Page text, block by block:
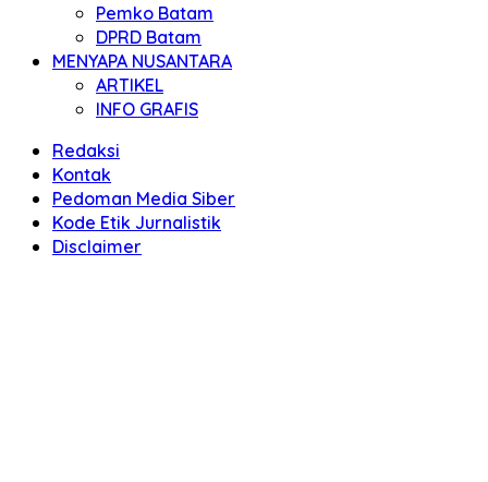
Pemko Batam
DPRD Batam
MENYAPA NUSANTARA
ARTIKEL
INFO GRAFIS
Redaksi
Kontak
Pedoman Media Siber
Kode Etik Jurnalistik
Disclaimer